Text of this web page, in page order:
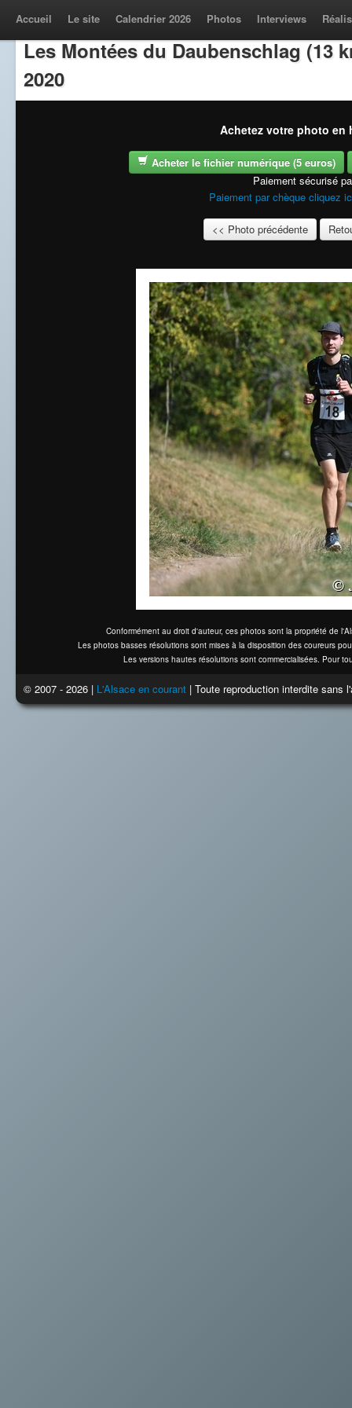
Accueil Le site Calendrier 2026 Photos Interviews
Les Montées du Daubenschlag (13
2020
Achetez votre photo en
Acheter le fichier numérique (5 euros)
Paiement sécurisé
Paiement par chèque cliquez
<< Photo précédente
Conformément au droit d'auteur, ces photos sont la propriété de
Les photos basses résolutions sont mises à la disposition des coureurs
Les versions hautes résolutions sont commercialisées. Pour
© 2007 - 2026 | L'Alsace en courant | Toute reproduction interdite sans